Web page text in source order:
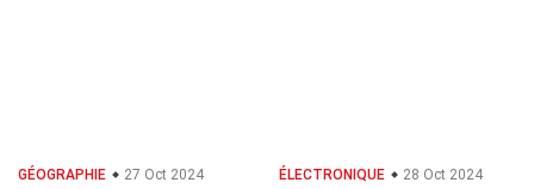
GÉOGRAPHIE 27 Oct 2024 ÉLECTRONIQUE 28 Oct 2024